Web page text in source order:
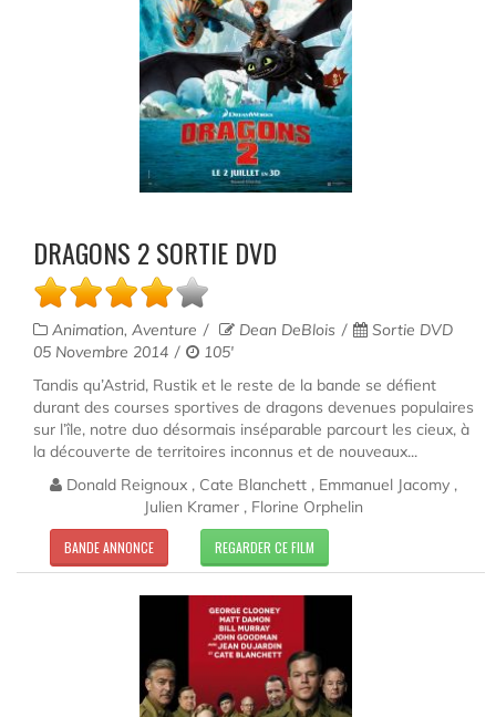
DRAGONS 2 SORTIE DVD
Animation, Aventure Dean DeBlois
Sortie DVD
05 Novembre 2014
105'
Tandis qu’Astrid, Rustik et le reste de la bande se défient
durant des courses sportives de dragons devenues populaires
sur l’île, notre duo désormais inséparable parcourt les cieux, à
la découverte de territoires inconnus et de nouveaux...
Donald Reignoux , Cate Blanchett , Emmanuel Jacomy ,
Julien Kramer , Florine Orphelin
BANDE ANNONCE REGARDER CE FILM